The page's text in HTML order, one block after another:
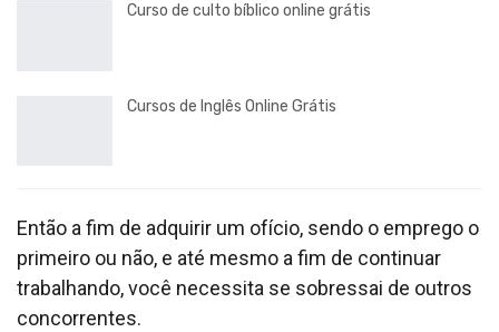
Curso de culto bíblico online grátis
Cursos de Inglês Online Grátis
Então a fim de adquirir um ofício, sendo o emprego o
primeiro ou não, e até mesmo a fim de continuar
trabalhando, você necessita se sobressai de outros
concorrentes.